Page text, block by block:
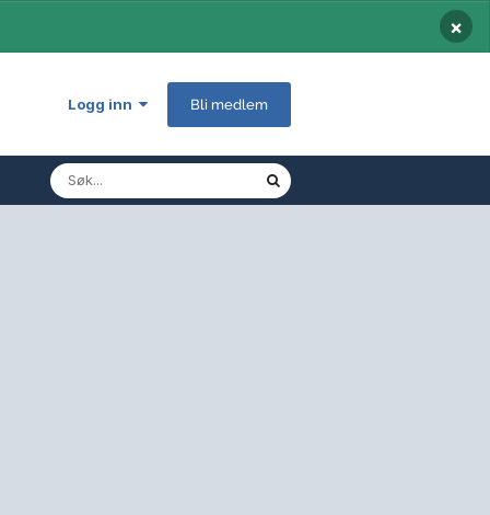
×
Logg inn Bli medlem